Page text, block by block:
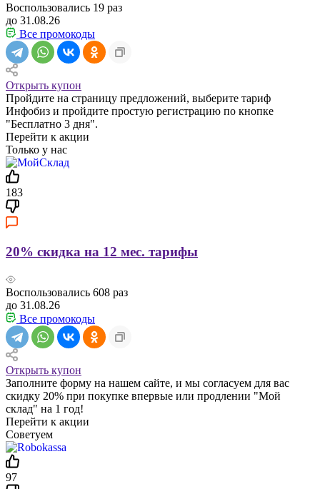
Воспользовались 19 раз
до 31.08.26
Все промокоды
Открыть купон
Пройдите на страницу предложений, выберите тариф
Инфобиз и пройдите простую регистрацию по кнопке
"Бесплатно 3 дня".
Перейти к акции
Только у нас
183
20% скидка на 12 мес. тарифы
Воспользовались 608 раз
до 31.08.26
Все промокоды
Открыть купон
Заполните форму на нашем сайте, и мы согласуем для вас
скидку 20% при покупке впервые или продлении "Мой
склад" на 1 год!
Перейти к акции
Советуем
97